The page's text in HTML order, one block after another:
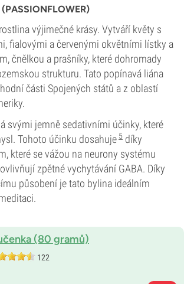
výjimečné krásy. Vytváří květy s
fialovými a červenými okvětními lístky a
čnělkou a prašníky, které dohromady
strukturu. Tato popínavá liána
části Spojených států a z oblastí
svými jemně sedativními účinky, které
Tohoto účinku dosahuje 5 díky
které se vážou na neurony systému
zpětné vychytávání GABA. Díky
působení je tato bylina ideálním
(80 gramů)
122